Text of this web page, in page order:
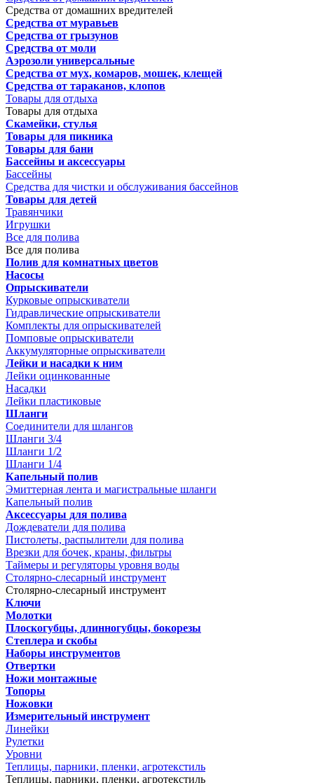
Средства от домашних вредителей
Средства от муравьев
Средства от грызунов
Средства от моли
Аэрозоли универсальные
Средства от мух, комаров, мошек, клещей
Средства от тараканов, клопов
Товары для отдыха
Товары для отдыха
Скамейки, стулья
Товары для пикника
Товары для бани
Бассейны и аксессуары
Бассейны
Средства для чистки и обслуживания бассейнов
Товары для детей
Травянчики
Игрушки
Все для полива
Все для полива
Полив для комнатных цветов
Насосы
Опрыскиватели
Курковые опрыскиватели
Гидравлические опрыскиватели
Комплекты для опрыскивателей
Помповые опрыскиватели
Аккумуляторные опрыскиватели
Лейки и насадки к ним
Лейки оцинкованные
Насадки
Лейки пластиковые
Шланги
Соединители для шлангов
Шланги 3/4
Шланги 1/2
Шланги 1/4
Капельный полив
Эмиттерная лента и магистральные шланги
Капельный полив
Аксессуары для полива
Дождеватели для полива
Пистолеты, распылители для полива
Врезки для бочек, краны, фильтры
Таймеры и регуляторы уровня воды
Столярно-слесарный инструмент
Столярно-слесарный инструмент
Ключи
Молотки
Плоскогубцы, длинногубцы, бокорезы
Степлера и скобы
Наборы инструментов
Отвертки
Ножи монтажные
Топоры
Ножовки
Измерительный инструмент
Линейки
Рулетки
Уровни
Теплицы, парники, пленки, агротекстиль
Теплицы, парники, пленки, агротекстиль